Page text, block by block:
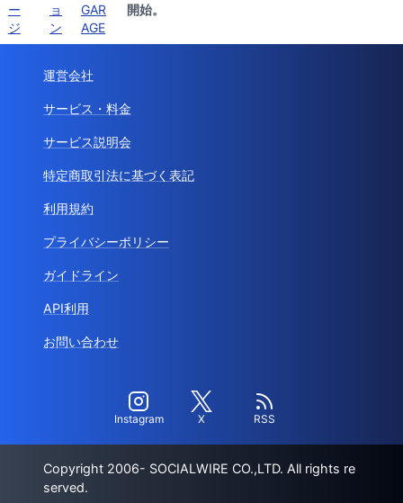
ー
ジ
ョ
ン
GAR
AGE
開始。
運営会社
サービス・料金
サービス説明会
特定商取引法に基づく表記
利用規約
プライバシーポリシー
ガイドライン
API利用
お問い合わせ
Instagram X RSS
Copyright 2006- SOCIALWIRE CO.,LTD. All rights re
served.